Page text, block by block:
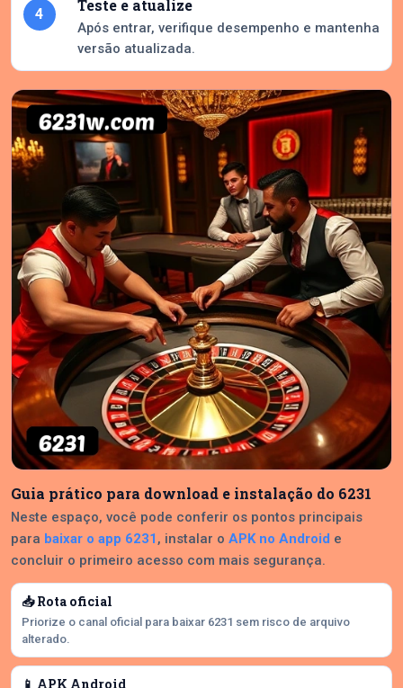
4 Teste e atualize
Após entrar, verifique desempenho e mantenha
versão atualizada.
Guia prático para download e instalação do 6231
Neste espaço, você pode conferir os pontos principais
para baixar o app 6231 , instalar o APK no Android e
concluir o primeiro acesso com mais segurança.
📥 Rota oficial
Priorize o canal oficial para baixar 6231 sem risco de arquivo
alterado.
📱 APK Android